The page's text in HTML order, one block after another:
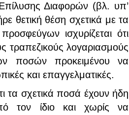
Διαφορών (βλ. υπ’
θετική θέση σχετικά με τα
ισχυρίζεται ότι
τραπεζικούς λογαριασμούς
ποσών προκειμένου να
και επαγγελματικές.
τα σχετικά ποσά έχουν ήδη
τον ίδιο και χωρίς να